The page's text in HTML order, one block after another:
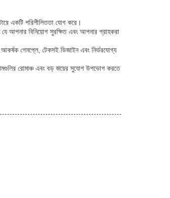
একটি পরিশীলিততা যোগ করে।
আপনার বিনিয়োগ সুরক্ষিত এবং আপনার গ্রাহকরা
গেমপ্লে, টেকসই ডিজাইন এবং নির্ভরযোগ্য
রোমাঞ্চ এবং বড় জয়ের সুযোগ উপভোগ করতে